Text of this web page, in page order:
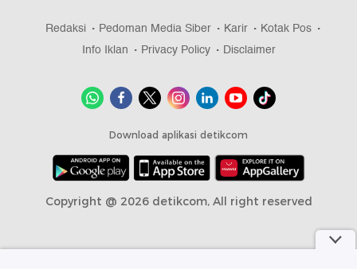
Redaksi Pedoman Media Siber Karir
Kotak Pos
Info Iklan
Privacy Policy Disclaimer
Download aplikasi detikcom
Copyright @ 2026 detikcom, All right reserved